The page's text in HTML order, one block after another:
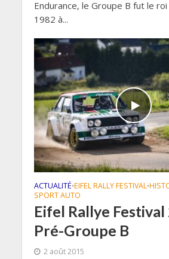
Endurance, le Groupe B fut le
1982 à...
ACTUALITÉ•EIFEL RALLY FESTIVAL•
SPORT AUTO
Eifel Rallye Festival
Pré-Groupe B
2 août 2015